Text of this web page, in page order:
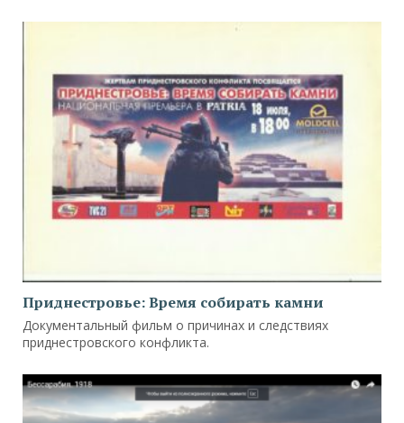
Приднестровье: Время собирать камни
Документальный фильм о причинах и следствиях
приднестровского конфликта.